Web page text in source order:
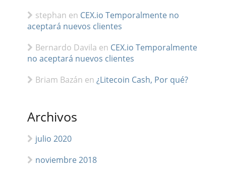
stephan en CEX.io Temporalmente no
aceptará nuevos clientes
Bernardo Davila en CEX.io Temporalmente
no aceptará nuevos clientes
Briam Bazán en ¿Litecoin Cash, Por qué?
Archivos
julio 2020
noviembre 2018